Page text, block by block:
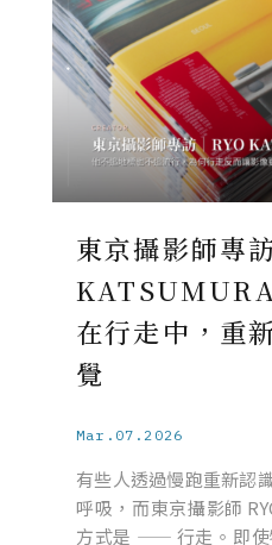
東京攝影師專
在行走中，重
覺
Mar.07.2026
有些人透過慢跑重新認
呼吸，而東京攝影師
方式是 —— 行走。即使